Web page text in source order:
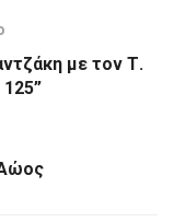
με τον Τ.